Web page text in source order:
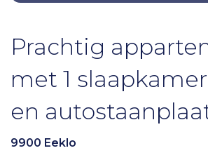
Prachtig
met 1
en
9900 Eeklo